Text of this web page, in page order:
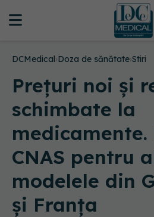
DCMedical›Doza de sănătate›Stiri
Prețuri noi și
schimbate la
medicamente.
CNAS pentru
modelele din
și Franța